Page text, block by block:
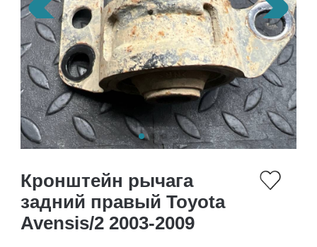
Кронштейн рычага
задний правый Toyota
Avensis/2 2003-2009